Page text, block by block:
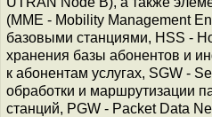
(MME - Mobility Management
базовыми станциями, HSS -
хранения базы абонентов и
к абонентам услугах, SGW -
обработки и маршрутизации
станций, PGW - Packet Data